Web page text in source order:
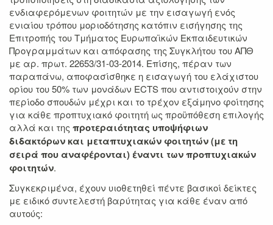
ενδιαφερόμενων φοιτητών με την εισαγωγή ενός
ενιαίου τρόπου μοριοδότησης κατόπιν εισήγησης της
Επιτροπής του Τμήματος Ευρωπαϊκών Εκπαιδευτικών
Προγραμμάτων και απόφασης της Συγκλήτου του ΑΠΘ
με αρ. πρωτ. 22653/31-03-2014. Επίσης, πέραν των
παραπάνω, αποφασίσθηκε η εισαγωγή του ελάχιστου
ορίου του 50% των μονάδων ECTS που αντιστοιχούν στην
περίοδο σπουδών μέχρι και το τρέχον εξάμηνο φοίτησης
για κάθε προπτυχιακό φοιτητή ως προϋπόθεση επιλογής
αλλά και της προτεραιότητας υποψήφιων
διδακτόρων και μεταπτυχιακών φοιτητών (με τη
σειρά που αναφέρονται) έναντι των προπτυχιακών
φοιτητών.
Συγκεκριμένα, έχουν υιοθετηθεί πέντε βασικοί δείκτες
με ειδικό συντελεστή βαρύτητας για κάθε έναν από
αυτούς: